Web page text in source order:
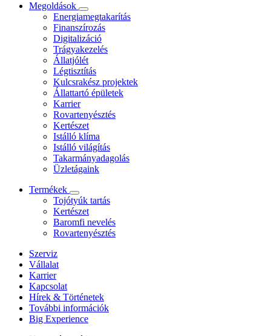
Megoldások
Energiamegtakarítás
Finanszírozás
Digitalizáció
Trágyakezelés
Állatjólét
Légtisztítás
Kulcsrakész projektek
Állattartó épületek
Karrier
Rovartenyésztés
Kertészet
Istálló klíma
Istálló világítás
Takarmányadagolás
Üzletágaink
Termékek
Tojótyúk tartás
Kertészet
Baromfi nevelés
Rovartenyésztés
Szerviz
Vállalat
Karrier
Kapcsolat
Hírek & Történetek
További információk
Big Experience